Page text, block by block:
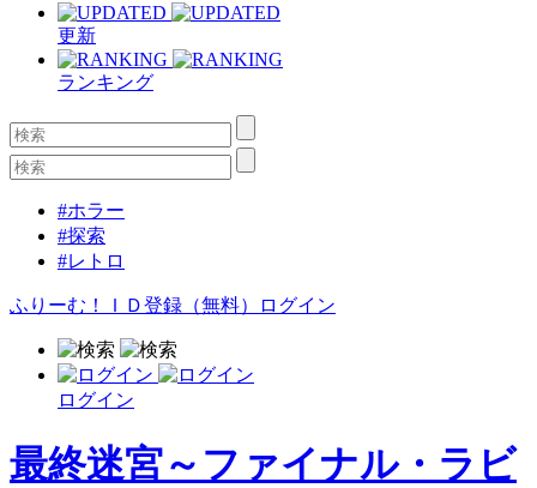
更新
ランキング
#ホラー
#探索
#レトロ
ふりーむ！ＩＤ登録（無料） ログイン
ログイン
最終迷宮～ファイナル・ラビ